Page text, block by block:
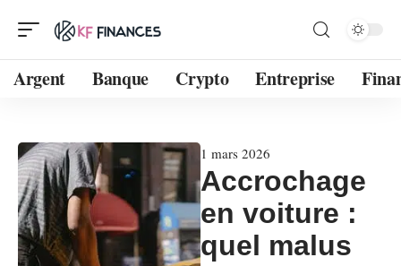
Argent Banque Crypto Entreprise
1 mars 2026
Accrochage
en voiture :
quel malus